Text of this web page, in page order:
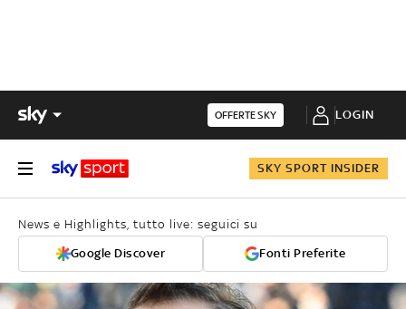
OFFERTE SKY LOGIN
SKY SPORT INSIDER
News e Highlights, tutto live: seguici su
Google Discover Fonti Preferite